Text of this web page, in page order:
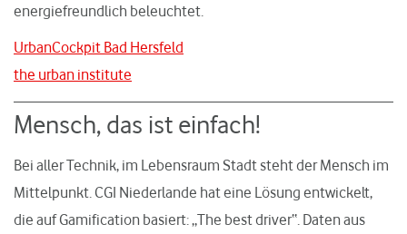
energiefreundlich beleuchtet.
UrbanCockpit Bad Hersfeld
the urban institute
Mensch, das ist einfach!
Bei aller Technik, im Lebensraum Stadt steht der Mensch im
Mittelpunkt. CGI Niederlande hat eine Lösung entwickelt,
die auf Gamification basiert: „The best driver“. Daten aus